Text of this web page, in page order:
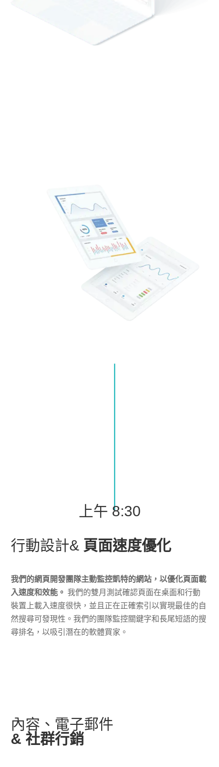
上午 8:30
行動設計& 頁面速度優化
我們的網頁開發團隊主動監控凱特的網站，以優化頁面載
入速度和效能。 我們的雙月測試確認頁面在桌面和行動
裝置上載入速度很快，並且正在正確索引以實現最佳的自
然搜尋可發現性。我們的團隊監控關鍵字和長尾短語的搜
尋排名，以吸引潛在的軟體買家。
內容、電子郵件
& 社群行銷